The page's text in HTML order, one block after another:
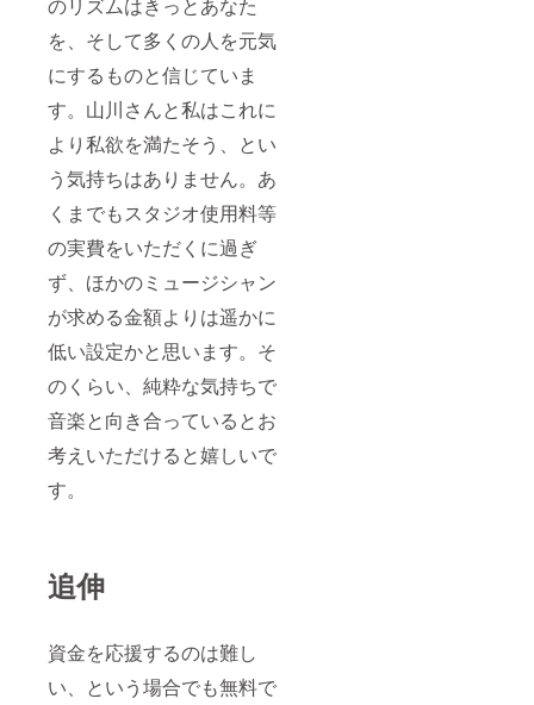
を、そして多くの人を元気
にするものと信じていま
す。山川さんと私はこれに
より私欲を満たそう、とい
う気持ちはありません。あ
くまでもスタジオ使用料等
の実費をいただくに過ぎ
ず、ほかのミュージシャン
が求める金額よりは遥かに
低い設定かと思います。そ
のくらい、純粋な気持ちで
音楽と向き合っているとお
考えいただけると嬉しいで
す。
追伸
資金を応援するのは難し
い、という場合でも無料で